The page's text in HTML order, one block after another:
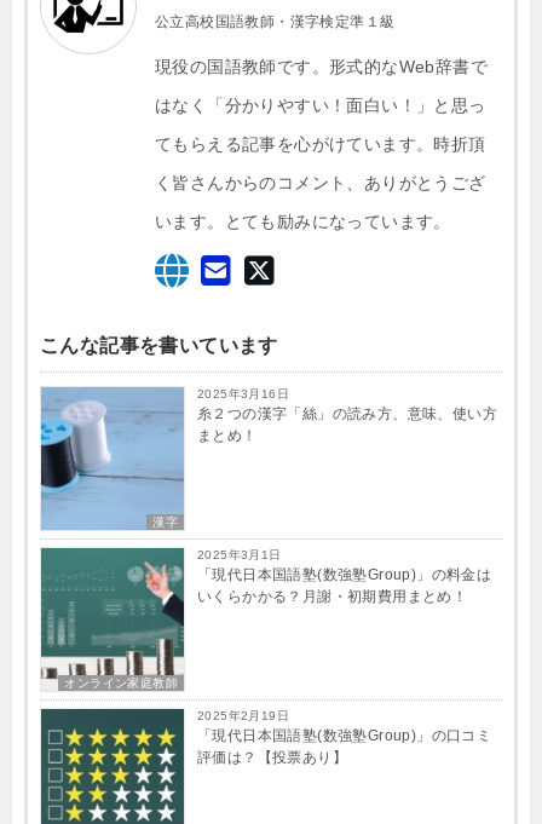
公立高校国語教師・漢字検定準１級
現役の国語教師です。形式的なWeb辞書で
はなく「分かりやすい！面白い！」と思っ
てもらえる記事を心がけています。時折頂
く皆さんからのコメント、ありがとうござ
います。とても励みになっています。
こんな記事を書いています
漢字
2025年3月16日
糸２つの漢字「絲」の読み方、意味、使い方
まとめ！
オンライン家庭教師
2025年3月1日
「現代日本国語塾(数強塾​Group)」の料金は
いくらかかる？月謝・初期費用まとめ！
2025年2月19日
「現代日本国語塾(数強塾​Group)」の口コミ
評価は？【投票あり】